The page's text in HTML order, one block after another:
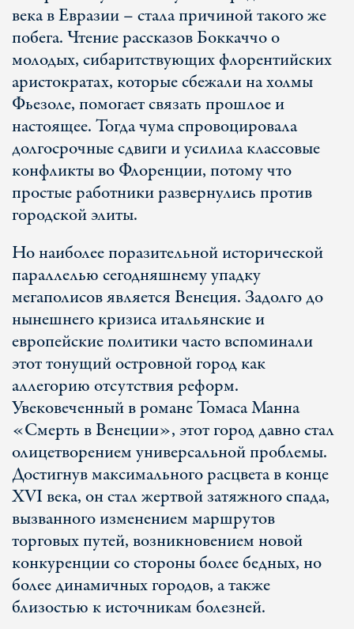
века в Евразии – стала причиной такого же
побега. Чтение рассказов Боккаччо о
молодых, сибаритствующих флорентийских
аристократах, которые сбежали на холмы
Фьезоле, помогает связать прошлое и
настоящее. Тогда чума спровоцировала
долгосрочные сдвиги и усилила классовые
конфликты во Флоренции, потому что
простые работники развернулись против
городской элиты.
Но наиболее поразительной исторической
параллелью сегодняшнему упадку
мегаполисов является Венеция. Задолго до
нынешнего кризиса итальянские и
европейские политики часто вспоминали
этот тонущий островной город как
аллегорию отсутствия реформ.
Увековеченный в романе Томаса Манна
«Смерть в Венеции», этот город давно стал
олицетворением универсальной проблемы.
Достигнув максимального расцвета в конце
XVI века, он стал жертвой затяжного спада,
вызванного изменением маршрутов
торговых путей, возникновением новой
конкуренции со стороны более бедных, но
более динамичных городов, а также
близостью к источникам болезней.